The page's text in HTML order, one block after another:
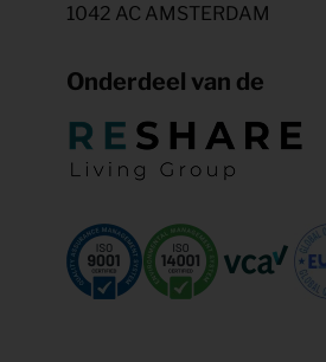
1042 AC AMSTERDAM
Onderdeel van de